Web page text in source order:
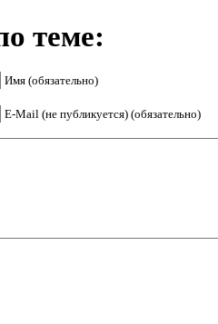
теме:
Имя (обязательно)
E-Mail (не публикуется) (обязательно)